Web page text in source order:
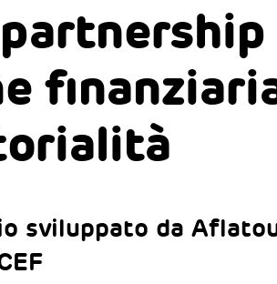
sviluppato da